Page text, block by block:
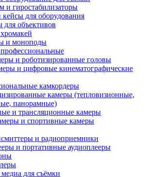
и гиростабилизаторы
для оборудования
для объективов
и моноподы
и роботизированные головы
и цифровые кинематографические
камкордеры
камеры (тепловизионные,
панорамные)
и трансляционные камеры
и спортивные камеры
и радиоприемники
и портативные аудиоплееры
для съёмки